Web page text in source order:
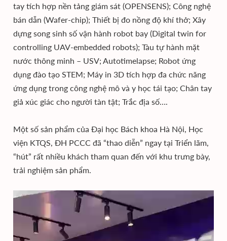
tay tích hợp nền tảng giám sát (OPENSENS); Công nghệ
bán dẫn (Wafer-chip); Thiết bị đo nồng độ khí thở; Xây
dựng song sinh số vận hành robot bay (Digital twin for
controlling UAV-embedded robots); Tàu tự hành mặt
nước thông minh – USV; Autotimelapse; Robot ứng
dụng đào tạo STEM; Máy in 3D tích hợp đa chức năng
ứng dụng trong công nghệ mô và y học tái tạo; Chân tay
giả xúc giác cho người tàn tật; Trắc địa số….
Một số sản phẩm của Đại học Bách khoa Hà Nội, Học
viện KTQS, ĐH PCCC đã “thao diễn” ngay tại Triển lãm,
“hút” rất nhiều khách tham quan đến với khu trưng bày,
trải nghiệm sản phẩm.